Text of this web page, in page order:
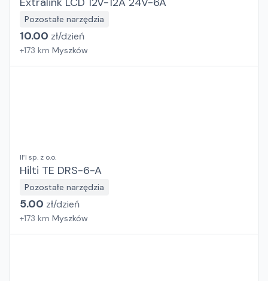
Pozostałe narzędzia
10.00 zł/dzień
+173 km Myszków
IFI sp. z o.o.
Hilti TE DRS-6-A
Pozostałe narzędzia
5.00 zł/dzień
+173 km Myszków